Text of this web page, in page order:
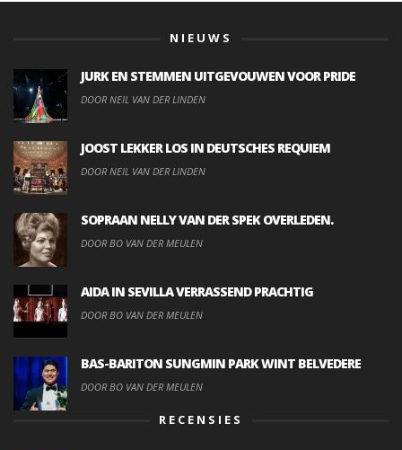
NIEUWS
JURK EN STEMMEN UITGEVOUWEN VOOR PRIDE
DOOR NEIL VAN DER LINDEN
JOOST LEKKER LOS IN DEUTSCHES REQUIEM
DOOR NEIL VAN DER LINDEN
SOPRAAN NELLY VAN DER SPEK OVERLEDEN.
DOOR BO VAN DER MEULEN
AIDA IN SEVILLA VERRASSEND PRACHTIG
DOOR BO VAN DER MEULEN
BAS-BARITON SUNGMIN PARK WINT BELVEDERE
DOOR BO VAN DER MEULEN
RECENSIES